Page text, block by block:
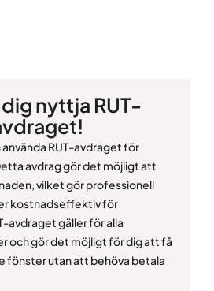
nyttja RUT-
RUT-avdraget för
avdrag gör det möjligt att
vilket gör professionell
kostnadseffektiv för
avdraget gäller för alla
och gör det möjligt för dig att få
fönster utan att behöva betala